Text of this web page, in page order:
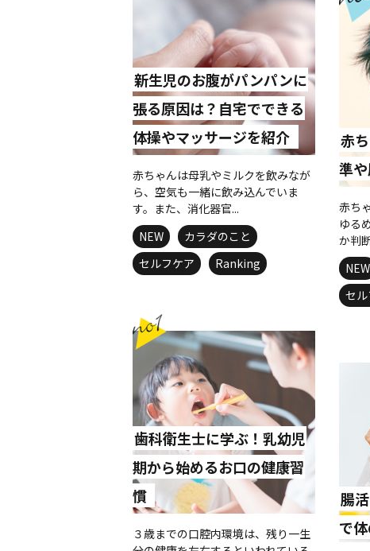
新生児のお腹がパンパンに
張る原因は？自宅でできる
体操やマッサージを紹介
赤ちゃんは母乳やミルクを飲みなが
ら、空気も一緒に飲み込んでいま
す。また、消化器官...
NEW
カラダのこと
セルフケア
Ranking
赤
準
赤ち
ゆる
か判
NEW
セ
歯科衛生士に学ぶ！乳幼児
期から始めるお口の健康習
慣
３歳までの口腔内環境は、残り一生
腸
で